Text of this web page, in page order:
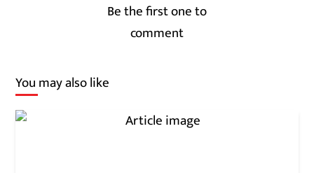
Be the first one to
comment
You may also like